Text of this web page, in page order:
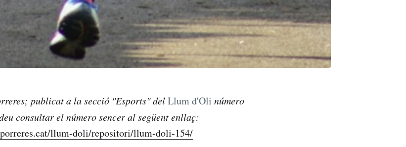
; publicat a la secció "Esports" delLlum d'Oli número
consultar el número sencer al següent enllaç:
llum-doli/repositori/llum-doli-154/